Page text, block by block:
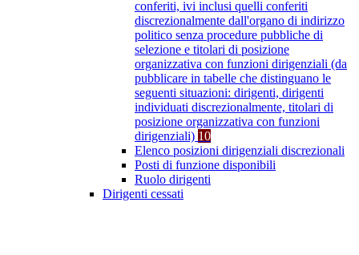
conferiti, ivi inclusi quelli conferiti
discrezionalmente dall'organo di indirizzo
politico senza procedure pubbliche di
selezione e titolari di posizione
organizzativa con funzioni dirigenziali (da
pubblicare in tabelle che distinguano le
seguenti situazioni: dirigenti, dirigenti
individuati discrezionalmente, titolari di
posizione organizzativa con funzioni
dirigenziali) 10
Elenco posizioni dirigenziali discrezionali
Posti di funzione disponibili
Ruolo dirigenti
Dirigenti cessati